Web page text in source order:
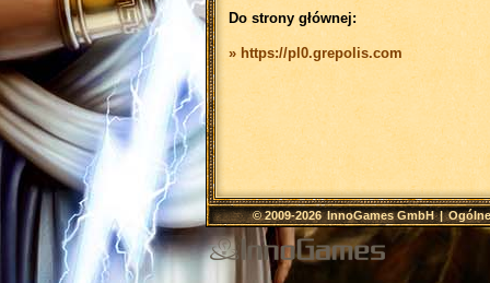
Do strony głównej:
» https://pl0.grepolis.com
© 2009-2026InnoGames GmbH|